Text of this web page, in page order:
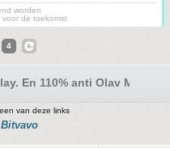
worden
de toekomst
4
En 110% anti Olav Mol.
van deze links
Bitvavo